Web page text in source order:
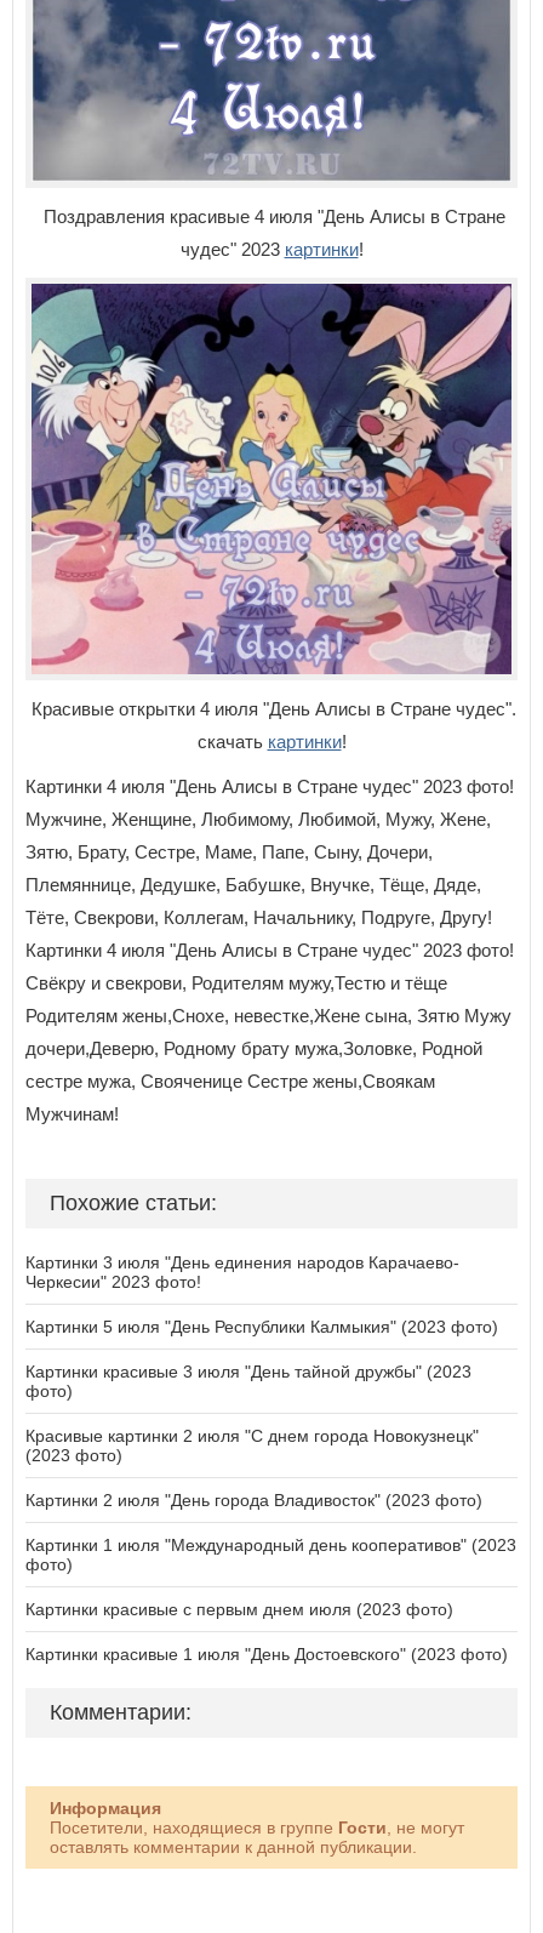
Поздравления красивые 4 июля "День Алисы в Стране
чудес" 2023 картинки!
Красивые открытки 4 июля "День Алисы в Стране чудес".
скачать картинки!
Картинки 4 июля "День Алисы в Стране чудес" 2023 фото!
Мужчине, Женщине, Любимому, Любимой, Мужу, Жене,
Зятю, Брату, Сестре, Маме, Папе, Сыну, Дочери,
Племяннице, Дедушке, Бабушке, Внучке, Тёще, Дяде,
Тёте, Свекрови, Коллегам, Начальнику, Подруге, Другу!
Картинки 4 июля "День Алисы в Стране чудес" 2023 фото!
Свёкру и свекрови, Родителям мужу,Тестю и тёще
Родителям жены,Снохе, невестке,Жене сына, Зятю Мужу
дочери,Деверю, Родному брату мужа,Золовке, Родной
сестре мужа, Свояченице Сестре жены,Своякам
Мужчинам!
Похожие статьи:
Картинки 3 июля "День единения народов Карачаево-
Черкесии" 2023 фото!
Картинки 5 июля "День Республики Калмыкия" (2023 фото)
Картинки красивые 3 июля "День тайной дружбы" (2023
фото)
Красивые картинки 2 июля "С днем города Новокузнецк"
(2023 фото)
Картинки 2 июля "День города Владивосток" (2023 фото)
Картинки 1 июля "Международный день кооперативов" (2023
фото)
Картинки красивые с первым днем июля (2023 фото)
Картинки красивые 1 июля "День Достоевского" (2023 фото)
Комментарии:
Информация
Посетители, находящиеся в группе Гости , не могут
оставлять комментарии к данной публикации.